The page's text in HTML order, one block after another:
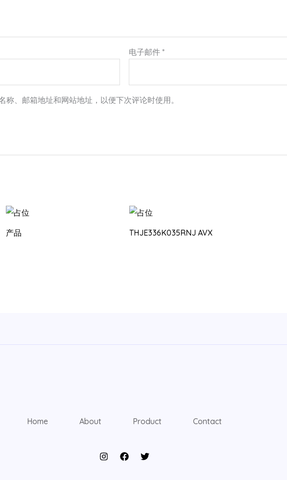
电子邮件*
称、邮箱地址和网站地址，以便下次评论时使用。
产品 THJE336K035RNJ AVX
Home About Product Contact